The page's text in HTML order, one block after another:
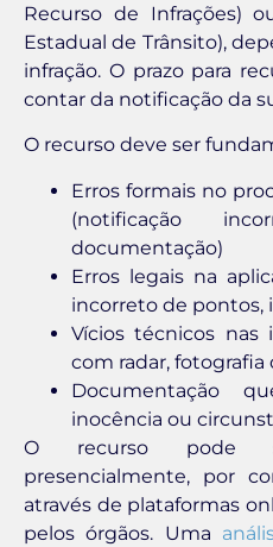
Recurso de Infrações)
Estadual de Trânsito),
infração. O prazo para
contar da notificação da
O recurso deve ser
Erros formais no
(notificação
documentação)
Erros legais na
incorreto de pontos,
Vícios técnicos nas
com radar, fotografia
Documentação
inocência ou
O recurso pode
presencialmente, por
através de plataformas
pelos órgãos. Uma